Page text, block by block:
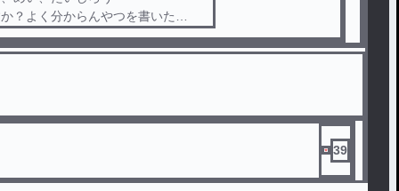
？よく分からんやつを書いた
たいしろうのことを覚えてますか？
39